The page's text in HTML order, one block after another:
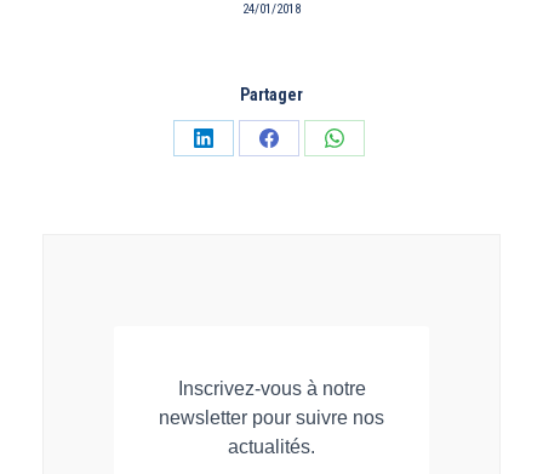
24/01/2018
Partager
PartagerPartagerPartager